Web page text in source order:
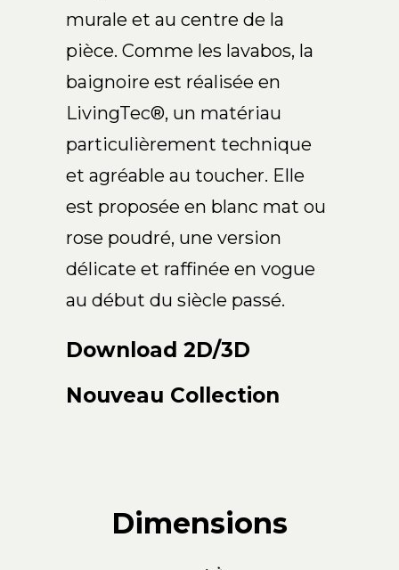
murale et au centre de la
pièce. Comme les lavabos, la
baignoire est réalisée en
LivingTec®, un matériau
particulièrement technique
et agréable au toucher. Elle
est proposée en blanc mat ou
rose poudré, une version
délicate et raffinée en vogue
au début du siècle passé.
Download 2D/3D
Nouveau Collection
Dimensions